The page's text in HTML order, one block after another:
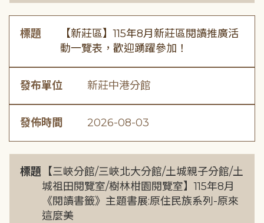
標題
【新莊區】115年8月新莊區閱讀推廣活
動一覽表，歡迎踴躍參加！
發布單位 新莊中港分館
發佈時間 2026-08-03
標題 【三峽分館/三峽北大分館/土城親子分館/土
城祖田閱覽室/樹林柑園閱覽室】115年8月
《閱讀書籤》主題書展:原住民族系列-原來
這麼美